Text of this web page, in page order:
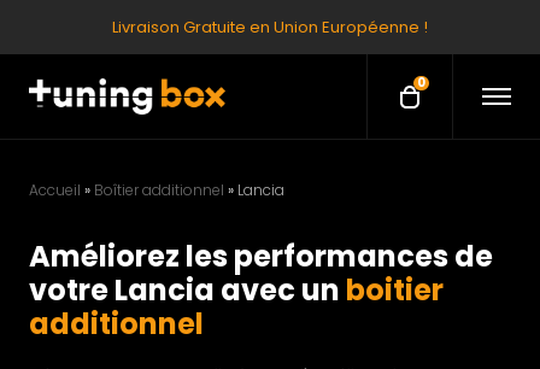
Livraison Gratuite en Union Européenne !
O
e
a
r
t
0
O
e
Accueil » Boîtier additionnel » Lancia
Améliorez les performances de
votre Lancia avec un boitier
additionnel